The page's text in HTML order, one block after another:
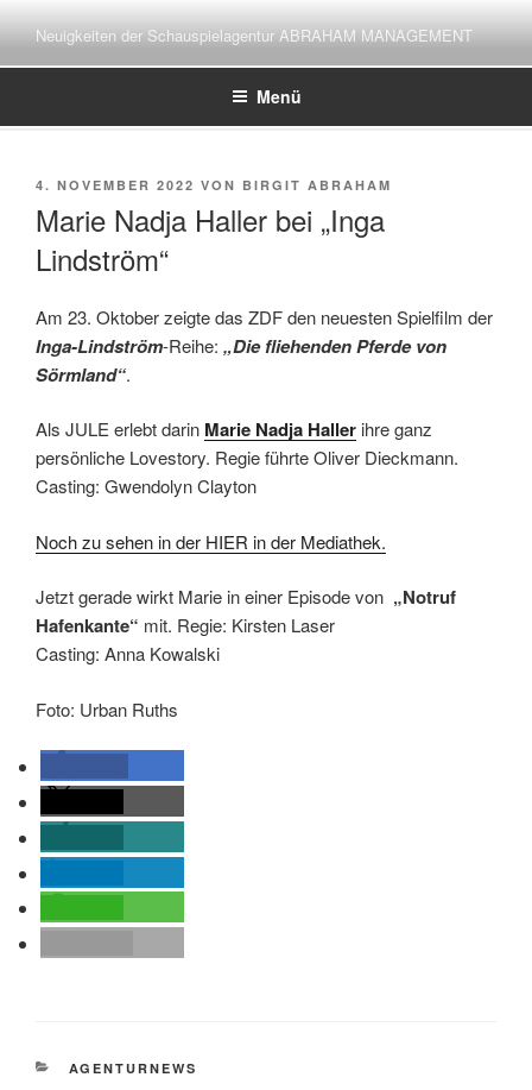
Inhalt
springen
Neuigkeiten der Schauspielagentur ABRAHAM MANAGEMENT
Menü
VERÖFFENTLICHT
4. NOVEMBER 2022 VON BIRGIT ABRAHAM
Marie Nadja Haller bei „Inga
Lindström“
Am 23. Oktober zeigte das ZDF den neuesten Spielfilm der
Inga-Lindström-Reihe: „Die fliehenden Pferde von
Sörmland“.
Als JULE erlebt darin Marie Nadja Haller ihre ganz
persönliche Lovestory. Regie führte Oliver Dieckmann.
Casting: Gwendolyn Clayton
Noch zu sehen in der HIER in der Mediathek.
Jetzt gerade wirkt Marie in einer Episode von „Notruf
Hafenkante“ mit. Regie: Kirsten Laser
Casting: Anna Kowalski
Foto: Urban Ruths
KATEGORIEN
AGENTURNEWS